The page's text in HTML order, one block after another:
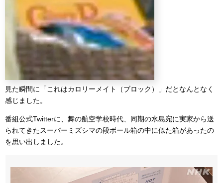
見た瞬間に「これはカロリーメイト（ブロック）」だとなんとなく
感じました。
番組公式Twitterに、舞の航空学校時代、同期の水島宛に実家から送
られてきたスーパーミズシマの段ボール箱の中に似た箱があったの
を思い出しました。